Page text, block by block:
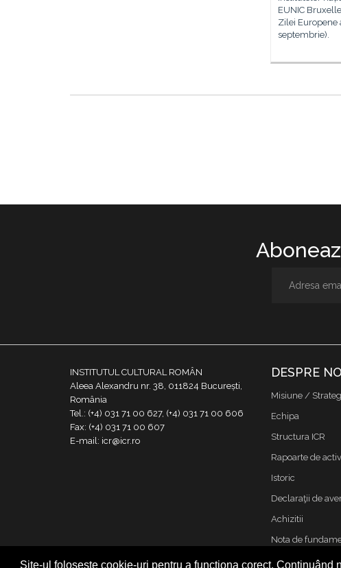
Site-ul folosește cookie-uri pentru a funcționa corect.
EUNIC
Zilei Europene
septembrie).
INSTITUTUL CULTURAL ROMÂN
Aleea Alexandru nr. 38, 011824 București,
România
Tel.: (+4) 031 71 00 627, (+4) 031 71 00 606
Fax: (+4) 031 71 00 607
E-mail: icr@icr.ro
DESPRE
Misiune /
Echipa
Structura ICR
Rapoarte de
Istoric
Declaraţii de
Achizitii
Nota de
Contact